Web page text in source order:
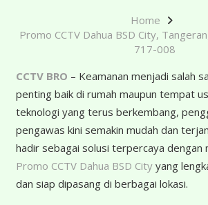
Home
Promo CCTV Dahua BSD City,
717-008
CCTV BRO – Keamanan menjadi salah
penting baik di rumah maupun tempat
teknologi yang terus berkembang,
pengawas kini semakin mudah dan
hadir sebagai solusi terpercaya dengan
Promo CCTV Dahua BSD Cityyang
dan siap dipasang di berbagai lokasi.